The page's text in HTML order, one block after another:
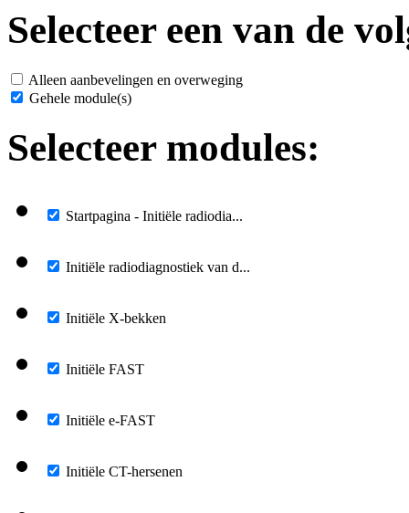
Selecteer een van de
Alleen aanbevelingen en overweging
Gehele module(s)
Selecteer modules:
Startpagina - Initiële radiodia...
Initiële radiodiagnostiek van d...
Initiële X-bekken
Initiële FAST
Initiële e-FAST
Initiële CT-hersenen